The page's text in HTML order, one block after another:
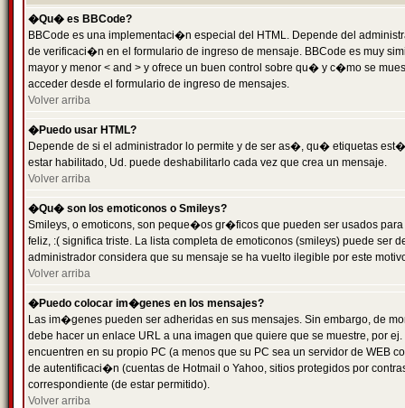
�Qu� es BBCode?
BBCode es una implementaci�n especial del HTML. Depende del
de verificaci�n en el formulario de ingreso de mensaje. BBCode es muy
mayor y menor < and > y ofrece un buen control sobre qu� y c�mo se
acceder desde el formulario de ingreso de mensajes.
Volver arriba
�Puedo usar HTML?
Depende de si el administrador lo permite y de ser as�, qu� etiquetas
estar habilitado, Ud. puede deshabilitarlo cada vez que crea un mensaje.
Volver arriba
�Qu� son los emoticonos o Smileys?
Smileys, o emoticons, son peque�os gr�ficos que pueden ser usados
feliz, :( significa triste. La lista completa de emoticonos (smileys) puede
administrador considera que su mensaje se ha vuelto ilegible por este
Volver arriba
�Puedo colocar im�genes en los mensajes?
Las im�genes pueden ser adheridas en sus mensajes. Sin embargo, de
debe hacer un enlace URL a una imagen que quiere que se muestre, por
encuentren en su propio PC (a menos que su PC sea un servidor de
de autentificaci�n (cuentas de Hotmail o Yahoo, sitios protegidos por
correspondiente (de estar permitido).
Volver arriba